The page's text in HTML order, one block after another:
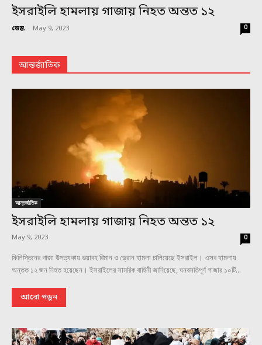
ইসরাইলি হামলায় গাজায় নিহত অন্তত ১২
ডেস্ক - May 9, 2023 0
আন্তর্জাতিক
আন্তর্জাতিক
ইসরাইলি হামলায় গাজায় নিহত অন্তত ১২
May 9, 2023 0
ফিলিস্তিনের গাজা উপত্যকায় ভয়াবহ বিমান ও ড্রোন হামলা চালিয়েছে ইসরাইল। এসব হামলায়
অন্তত ১২ জন নিহত হয়েছেন। ইসরাইলের সামরিক বাহিনী জানিয়েছে, ঘনবসতিপূর্ণ গাজার ১০টি...
আরো পড়ুন